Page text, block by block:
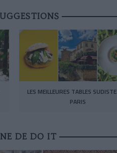
LES MEILLEURES TABLES
PARIS
DE DO IT